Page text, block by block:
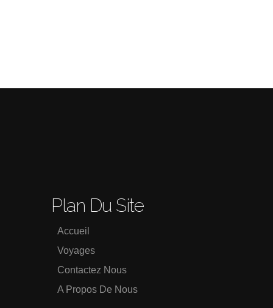
Plan Du Site
Accueil
Voyages
Contactez Nous
A Propos De Nous